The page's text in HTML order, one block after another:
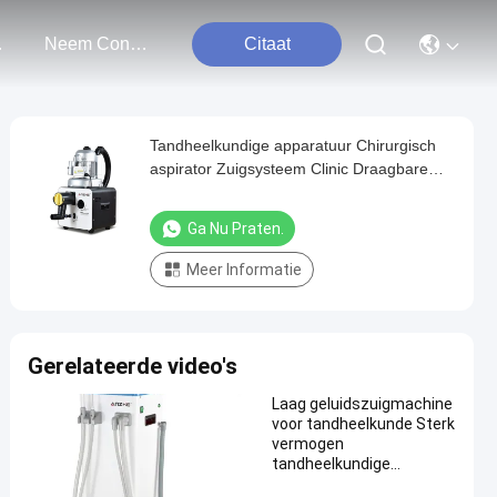
Neem Contact Met Ons Op Citaat
Tandheelkundige apparatuur Chirurgisch
aspirator Zuigsysteem Clinic Draagbare
voor 4 tandheelkundige eenheden
Ga Nu Praten.
Meer Informatie
Gerelateerde video's
Laag geluidszuigmachine
voor tandheelkunde Sterk
vermogen
tandheelkundige